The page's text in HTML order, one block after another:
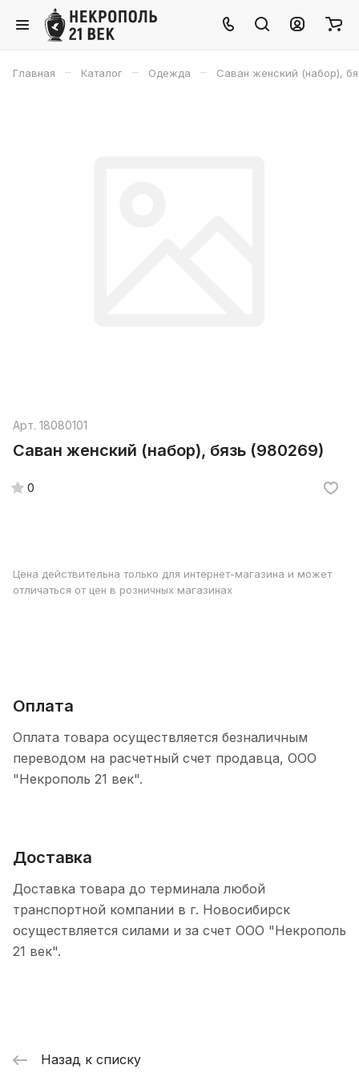
Главная – Каталог – Одежда – Саван женский (набор),
Арт. 18080101
Саван женский (набор), бязь (980269)
0
Цена действительна только для интернет-магазина и может
отличаться от цен в розничных магазинах
Оплата
Оплата товара осуществляется безналичным
переводом на расчетный счет продавца, ООО
"Некрополь 21 век".
Доставка
Доставка товара до терминала любой
транспортной компании в г. Новосибирск
осуществляется силами и за счет ООО "Некрополь
21 век".
Назад к списку